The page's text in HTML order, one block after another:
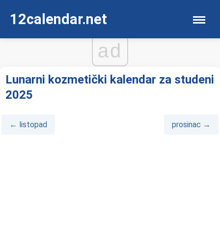
12calendar.net
ad
Lunarni kozmetički kalendar za studeni
2025
← listopad prosinac →